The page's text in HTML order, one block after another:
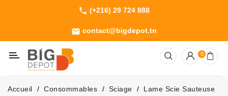
phone (+216) 29 724 888
email contact@bigdepot.tn
Machines
Outillage
Jardinage
0
Accueil Consommables Sciage
Lame Scie Sauteuse